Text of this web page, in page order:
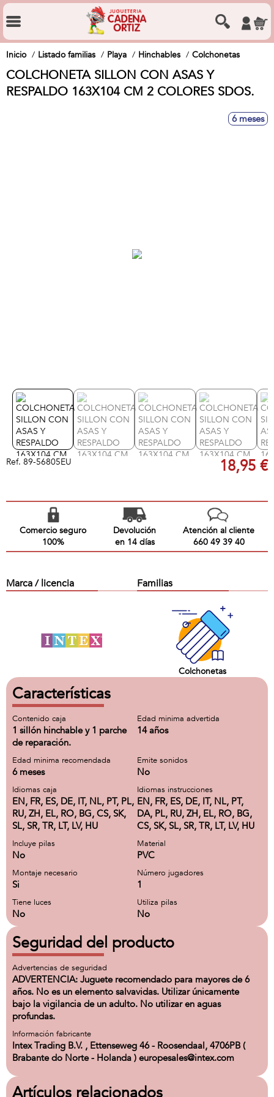
Inicio Listado familias Playa Hinchables Colchonetas
COLCHONETA SILLON CON ASAS Y
RESPALDO 163X104 CM 2 COLORES SDOS.
6 meses
Ref. 89-56805EU 18,95 €
Comercio seguro
100%
Devolución
en 14 días
Atención al cliente
660 49 39 40
Marca / licencia Familias
Colchonetas
Características
Contenido caja
1 sillón hinchable y 1 parche
de reparación.
Edad minima advertida
14 años
Edad minima recomendada
6 meses
Emite sonidos
No
Idiomas caja
EN, FR, ES, DE, IT, NL, PT, PL,
RU, ZH, EL, RO, BG, CS, SK,
SL, SR, TR, LT, LV, HU
Idiomas instrucciones
EN, FR, ES, DE, IT, NL, PT,
DA, PL, RU, ZH, EL, RO, BG,
CS, SK, SL, SR, TR, LT, LV, HU
Incluye pilas
No
Material
PVC
Montaje necesario
Si
Número jugadores
1
Tiene luces
No
Utiliza pilas
No
Seguridad del producto
Advertencias de seguridad
ADVERTENCIA: Juguete recomendado para mayores de 6
años. No es un elemento salvavidas. Utilizar únicamente
bajo la vigilancia de un adulto. No utilizar en aguas
profundas.
Información fabricante
Intex Trading B.V. , Ettenseweg 46 - Roosendaal, 4706PB (
Brabante do Norte - Holanda ) europesales@intex.com
Artículos relacionados